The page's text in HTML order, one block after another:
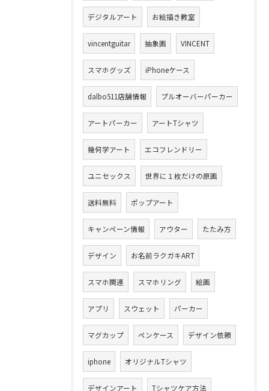
デジタルアート お絵描き教室
vincentguitar 抽象画 VINCENT
スマホグッズ iPhoneケース
dalbo511店舗情報 プルオーバーパーカー
アートパーカー アートTシャツ
幾何学アート エコフレンドリー
ユニセックス 世界に１枚だけの原画
送料無料 ポップアート
キャンペーン情報 アウター たたみ方
デザイン お名前ラクガキART
スマホ関連 スマホリング 絵画
アプリ スウェット パーカー
マグカップ ペンケース デザイン依頼
iphone オリジナルTシャツ
デザインアート Tシャツケア方法